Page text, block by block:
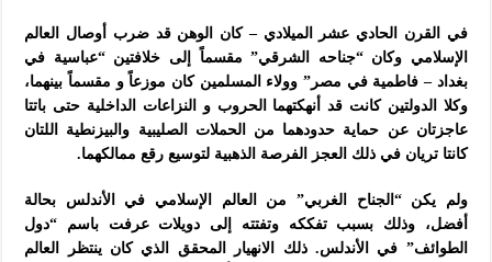
في القرن الحادي عشر الميلادي – كان الوهن قد ضرب أوصال العالم
الإسلامي وكان “جناحه الشرقي” مقسماً إلى خلافتين “عباسية في
بغداد – فاطمية في مصر” وولاء المسلمين كان موزعاً و مقسماً بينهما،
وكلا الدولتين كانت قد أنهكتهما الحروب و النزاعات الداخلية حتى باتتا
عاجزتان عن حماية حدودهما من الحملات الصليبية والبيزنطية اللتان
كانتا تريان في ذلك العجز الفرصة الذهبية لتوسيع رقع ممالكهما.
ولم يكن “الجناح الغربي” من العالم الإسلامي في الأندلس بحالة
أفضل، وذلك بسبب تفككه وتفتته إلى دويلات عرفت باسم “دول
الطوائف” في الأندلس. ذلك الانهيار المحقق الذي كان ينتظر العالم